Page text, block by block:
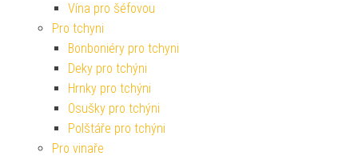
Vína pro šéfovou
Pro tchyni
Bonboniéry pro tchyni
Deky pro tchýni
Hrnky pro tchýni
Osušky pro tchýni
Polštáře pro tchýni
Pro vinaře